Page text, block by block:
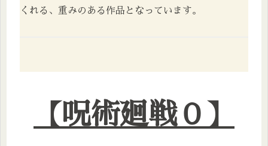
くれる、重みのある作品となっています。
【呪術廻戦０】